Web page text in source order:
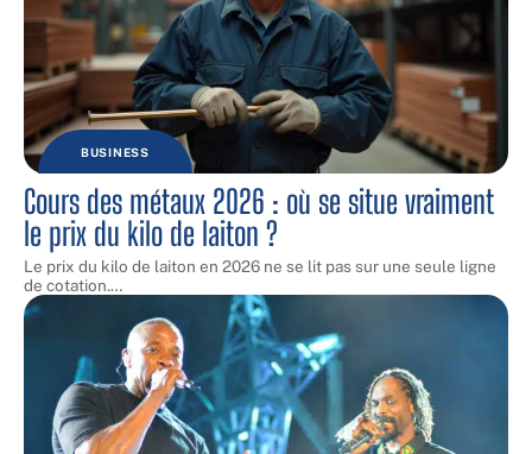
BUSINESS
Cours des métaux 2026 : où se situe vraiment
le prix du kilo de laiton ?
Le prix du kilo de laiton en 2026 ne se lit pas sur une seule ligne
de cotation.…